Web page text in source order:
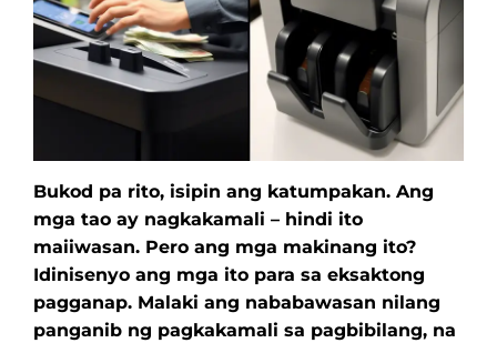
Bukod pa rito, isipin ang katumpakan. Ang
mga tao ay nagkakamali – hindi ito
maiiwasan. Pero ang mga makinang ito?
Idinisenyo ang mga ito para sa eksaktong
pagganap. Malaki ang nababawasan nilang
panganib ng pagkakamali sa pagbibilang, na